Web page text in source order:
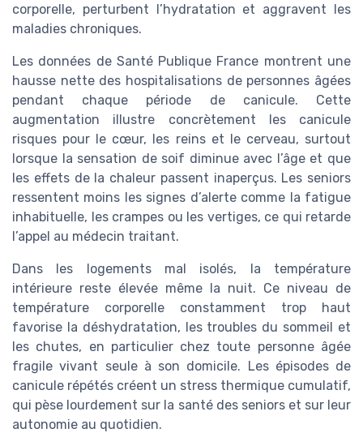
corporelle, perturbent l’hydratation et aggravent les
maladies chroniques.
Les données de Santé Publique France montrent une
hausse nette des hospitalisations de personnes âgées
pendant chaque période de canicule. Cette
augmentation illustre concrètement les canicule
risques pour le cœur, les reins et le cerveau, surtout
lorsque la sensation de soif diminue avec l’âge et que
les effets de la chaleur passent inaperçus. Les seniors
ressentent moins les signes d’alerte comme la fatigue
inhabituelle, les crampes ou les vertiges, ce qui retarde
l’appel au médecin traitant.
Dans les logements mal isolés, la température
intérieure reste élevée même la nuit. Ce niveau de
température corporelle constamment trop haut
favorise la déshydratation, les troubles du sommeil et
les chutes, en particulier chez toute personne âgée
fragile vivant seule à son domicile. Les épisodes de
canicule répétés créent un stress thermique cumulatif,
qui pèse lourdement sur la santé des seniors et sur leur
autonomie au quotidien.